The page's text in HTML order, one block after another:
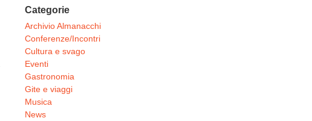
Categorie
Archivio Almanacchi
Conferenze/Incontri
Cultura e svago
Eventi
Gastronomia
Gite e viaggi
Musica
News